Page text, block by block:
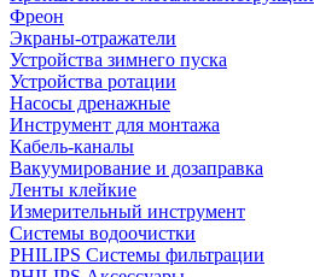
Фреон
Экраны-отражатели
Устройства зимнего пуска
Устройства ротации
Насосы дренажные
Инструмент для монтажа
Кабель-каналы
Вакуумирование и дозаправка
Ленты клейкие
Измерительный инструмент
Системы водоочистки
PHILIPS Системы фильтрации